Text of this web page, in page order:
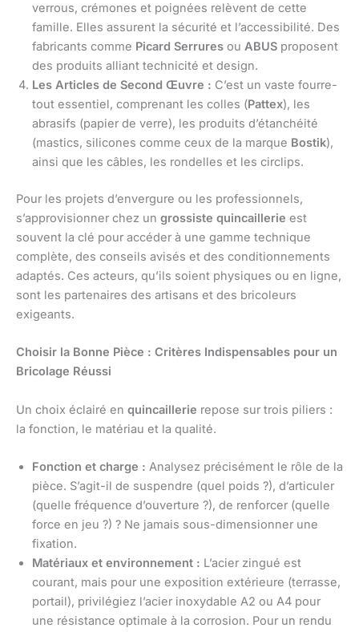
verrous, crémones et poignées relèvent de cette
famille. Elles assurent la sécurité et l’accessibilité. Des
fabricants comme Picard Serrures ou ABUS proposent
des produits alliant technicité et design.
Les Articles de Second Œuvre : C’est un vaste fourre-
tout essentiel, comprenant les colles (Pattex), les
abrasifs (papier de verre), les produits d’étanchéité
(mastics, silicones comme ceux de la marque Bostik),
ainsi que les câbles, les rondelles et les circlips.
Pour les projets d’envergure ou les professionnels,
s’approvisionner chez un grossiste quincaillerie est
souvent la clé pour accéder à une gamme technique
complète, des conseils avisés et des conditionnements
adaptés. Ces acteurs, qu’ils soient physiques ou en ligne,
sont les partenaires des artisans et des bricoleurs
exigeants.
Choisir la Bonne Pièce : Critères Indispensables pour un
Bricolage Réussi
Un choix éclairé en quincaillerie repose sur trois piliers :
la fonction, le matériau et la qualité.
Fonction et charge : Analysez précisément le rôle de la
pièce. S’agit-il de suspendre (quel poids ?), d’articuler
(quelle fréquence d’ouverture ?), de renforcer (quelle
force en jeu ?) ? Ne jamais sous-dimensionner une
fixation.
Matériaux et environnement : L’acier zingué est
courant, mais pour une exposition extérieure (terrasse,
portail), privilégiez l’acier inoxydable A2 ou A4 pour
une résistance optimale à la corrosion. Pour un rendu